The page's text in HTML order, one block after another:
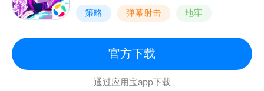
策略 弹幕射击 地牢
中国风
官方下载
通过应用宝app下载